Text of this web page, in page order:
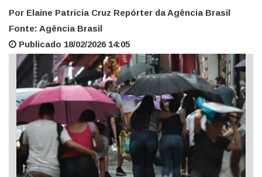
Por Elaine Patricia Cruz Repórter da Agência Brasil
Fonte: Agência Brasil
Publicado 18/02/2026 14:05